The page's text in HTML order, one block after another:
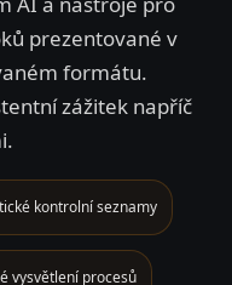
prezentované v
formátu.
zážitek napříč
kontrolní seznamy
vysvětlení procesů